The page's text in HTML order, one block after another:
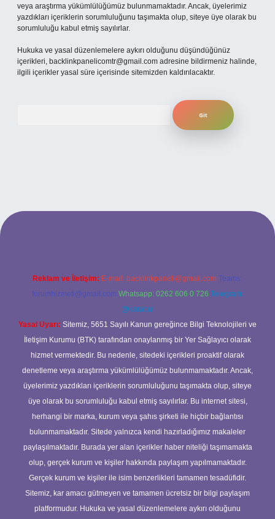
veya araştırma yükümlülüğümüz bulunmamaktadır. Ancak, üyelerimiz
yazdıkları içeriklerin sorumluluğunu taşımakta olup, siteye üye olarak bu
sorumluluğu kabul etmiş sayılırlar.
Hukuka ve yasal düzenlemelere aykırı olduğunu düşündüğünüz
içerikleri, backlinkpanelicomtr@gmail.com adresine bildirmeniz halinde,
ilgili içerikler yasal süre içerisinde sitemizden kaldırılacaktır.
Reklam ve İletişim: E-mail: backlinkpaneli@gmail.com Teams:
forumhizmeti@gmail.com Whatsapp: 0262 606 0 726 Telegram:
@karabul
Yasal Uyarı: Sitemiz, 5651 Sayılı Kanun gereğince Bilgi Teknolojileri ve
İletişim Kurumu (BTK) tarafından onaylanmış bir Yer Sağlayıcı olarak
hizmet vermektedir. Bu nedenle, sitedeki içerikleri proaktif olarak
denetleme veya araştırma yükümlülüğümüz bulunmamaktadır. Ancak,
üyelerimiz yazdıkları içeriklerin sorumluluğunu taşımakta olup, siteye
üye olarak bu sorumluluğu kabul etmiş sayılırlar. Bu internet sitesi,
herhangi bir marka, kurum veya şahıs şirketi ile hiçbir bağlantısı
bulunmamaktadır. Sitede yalnızca kendi hazırladığımız makaleler
paylaşılmaktadır. Burada yer alan içerikler haber niteliği taşımamakta
olup, gerçek kurum ve kişiler hakkında paylaşım yapılmamaktadır.
Gerçek kurum ve kişiler ile isim benzerlikleri tamamen tesadüfidir.
Sitemiz, kar amacı gütmeyen ve tamamen ücretsiz bir bilgi paylaşım
platformudur. Hukuka ve yasal düzenlemelere aykırı olduğunu